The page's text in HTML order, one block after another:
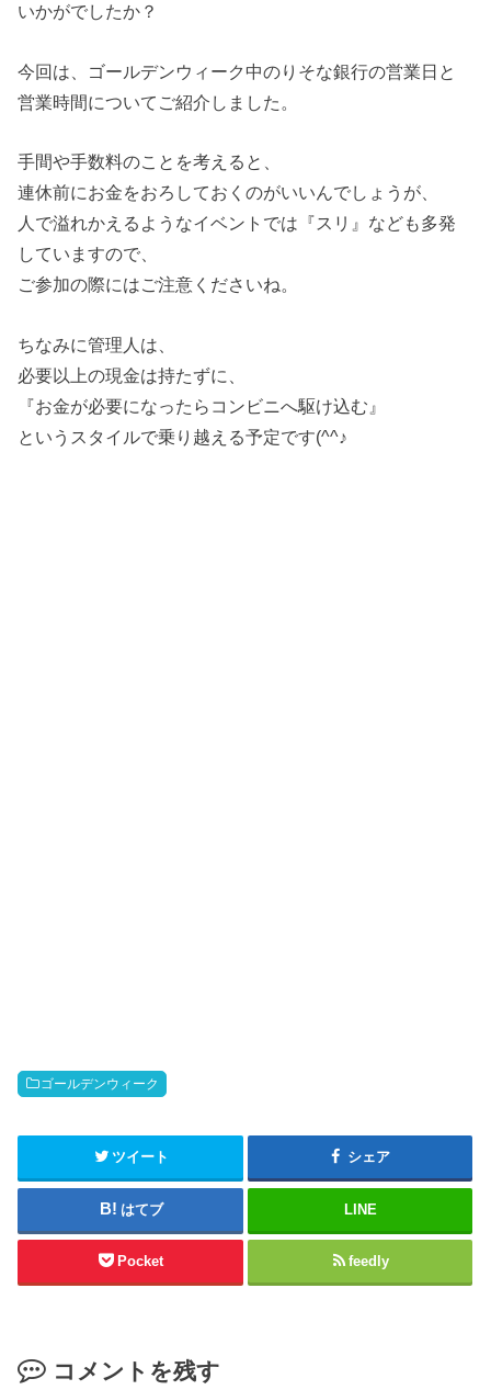
いかがでしたか？
今回は、ゴールデンウィーク中のりそな銀行の営業日と
営業時間についてご紹介しました。
手間や手数料のことを考えると、
連休前にお金をおろしておくのがいいんでしょうが、
人で溢れかえるようなイベントでは『スリ』なども多発
していますので、
ご参加の際にはご注意くださいね。
ちなみに管理人は、
必要以上の現金は持たずに、
『お金が必要になったらコンビニへ駆け込む』
というスタイルで乗り越える予定です(^^♪
ゴールデンウィーク
ツイート シェア
はてブ LINE
Pocket feedly
コメントを残す